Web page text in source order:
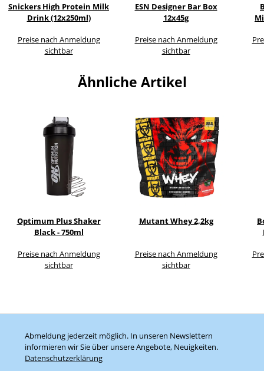
Snickers High Protein Milk
Drink (12x250ml)
Preise nach Anmeldung
sichtbar
ESN Designer Bar Box
12x45g
Preise nach Anmeldung
sichtbar
Ähnliche Artikel
Optimum Plus Shaker
Black - 750ml
Preise nach Anmeldung
sichtbar
Mutant Whey 2,2kg
Preise nach Anmeldung
sichtbar
Abmeldung jederzeit möglich. In unseren Newslettern
informieren wir Sie über unsere Angebote, Neuigkeiten.
Datenschutzerklärung